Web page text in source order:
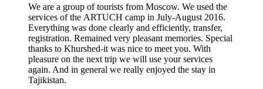
We are a group of tourists from Moscow. We used the
services of the ARTUCH camp in July-August 2016.
Everything was done clearly and efficiently, transfer,
registration. Remained very pleasant memories. Special
thanks to Khurshed-it was nice to meet you. With
pleasure on the next trip we will use your services
again. And in general we really enjoyed the stay in
Tajikistan.